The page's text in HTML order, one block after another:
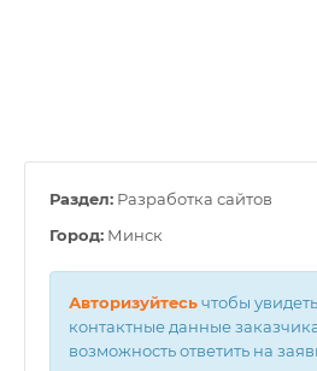
Раздел: Разработка сайтов
Город: Минск
Авторизуйтесьчтобы
контактные данные
возможность ответить на